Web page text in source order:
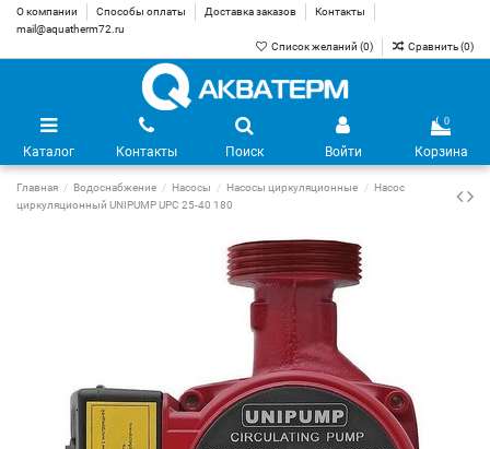
О компании Способы оплаты Доставка заказов
Контакты
mail@aquatherm72.ru
Список желаний (0) Сравнить (0)
Каталог Контакты Поиск Войти
0
Корзина
Главная Водоснабжение Насосы Насосы циркуляционные
Насос
циркуляционный UNIPUMP UPC 25-40 180